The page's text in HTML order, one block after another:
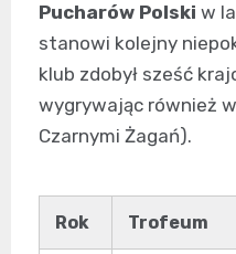
Pucharów Polski w
stanowi kolejny
klub zdobył sześć
wygrywając również
Czarnymi Żagań).
Rok Trofeum